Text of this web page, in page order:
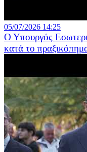
05/07/2026 14:25
Ο Υπουργός
κατά το